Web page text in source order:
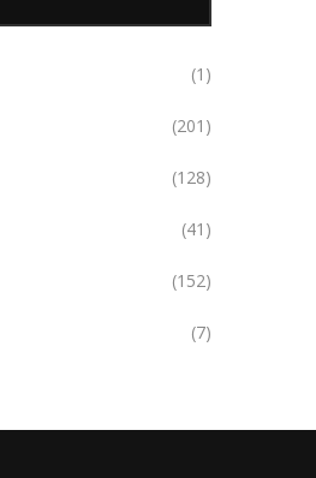
(1)
(201)
(128)
(41)
(152)
(7)